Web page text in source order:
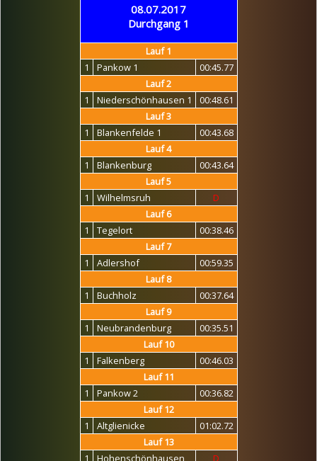
08.07.2017
Durchgang 1
Lauf 1
1
Pankow 1
00:45.77
Lauf 2
1
Niederschönhausen 1
00:48.61
Lauf 3
1
Blankenfelde 1
00:43.68
Lauf 4
1
Blankenburg
00:43.64
Lauf 5
1
Wilhelmsruh
D
Lauf 6
1
Tegelort
00:38.46
Lauf 7
1
Adlershof
00:59.35
Lauf 8
1
Buchholz
00:37.64
Lauf 9
1
Neubrandenburg
00:35.51
Lauf 10
1
Falkenberg
00:46.03
Lauf 11
1
Pankow 2
00:36.82
Lauf 12
1
Altglienicke
01:02.72
Lauf 13
1
Hohenschönhausen D